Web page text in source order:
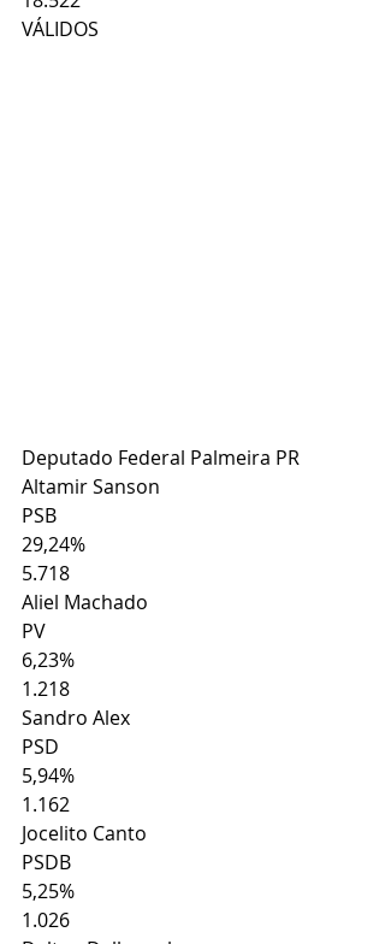
VÁLIDOS
Deputado Federal Palmeira PR
Altamir Sanson
PSB
29,24%
5.718
Aliel Machado
PV
6,23%
1.218
Sandro Alex
PSD
5,94%
1.162
Jocelito Canto
PSDB
5,25%
1.026